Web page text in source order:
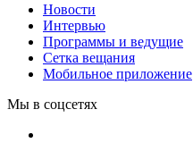
Новости
Интервью
Программы и ведущие
Сетка вещания
Мобильное приложение
Мы в соцсетях